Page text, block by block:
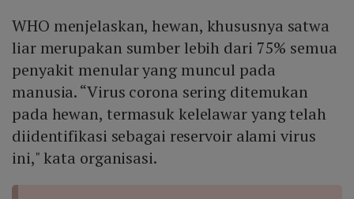
WHO menjelaskan, hewan, khususnya satwa
liar merupakan sumber lebih dari 75% semua
penyakit menular yang muncul pada
manusia. “Virus corona sering ditemukan
pada hewan, termasuk kelelawar yang telah
diidentifikasi sebagai reservoir alami virus
ini," kata organisasi.